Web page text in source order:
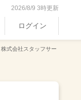
2026/8/9 3時更新
ログイン
株式会社スタッフサー